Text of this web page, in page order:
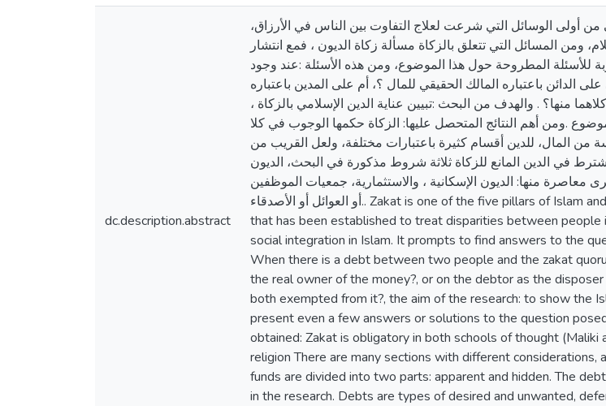
dc.description.abstract
الوسائل التي شرعت لعلاج التفاوت بين الناس في الأرزاق،
ومن المسائل التي تتعلق بالزكاة مسألة زكاة الديون ، فمع انتشار
للأسئلة المطروحة حول هذا الموضوع، ومن هذه الأسئلة :عند وجود
باعتباره المالك الحقيقي للمال ؟، أم على المدين باعتباره
منها؟ . والهدف من البحث :تبيين عناية الدين الإسلامي بالزكاة ،
.ومن أهم النتائج المتحصل عليها: الزكاة حكمها الوجوب في كلا
من المال، للدين أقسام كثيرة باعتبارات مختلفة، ولعل القريب من
في الدين المانع للزكاة ثلاثة شروط مذكورة في البحث، الديون
منها: الديون الإسكانية ، والاستثمارية، جمعيات الموظفين
أو العوائل أو الأصدقاء.. Zakat is one of the five pillars of Islam and one of its obligations, and it is one of the first means
that has been established to treat disparities between
social integration in Islam. It prompts to find answers to the
When there is a debt between two people and the zakat
the real owner of the money?, or on the debtor as the
both exempted from it?, the aim of the research: to show the
present even a few answers or solutions to the question
obtained: Zakat is obligatory in both schools of thought
religion There are many sections with different
funds are divided into two parts: apparent and hidden. The
in the research. Debts are types of desired and unwanted,